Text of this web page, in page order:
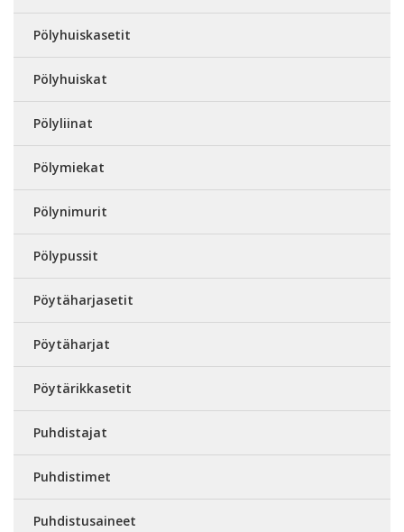
Pölyhuiskasetit
Pölyhuiskat
Pölyliinat
Pölymiekat
Pölynimurit
Pölypussit
Pöytäharjasetit
Pöytäharjat
Pöytärikkasetit
Puhdistajat
Puhdistimet
Puhdistusaineet